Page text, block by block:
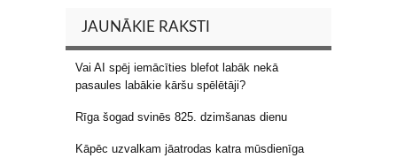
JAUNĀKIE RAKSTI
Vai AI spēj iemācīties blefot labāk nekā
pasaules labākie kāršu spēlētāji?
Rīga šogad svinēs 825. dzimšanas dienu
Kāpēc uzvalkam jāatrodas katra mūsdienīga